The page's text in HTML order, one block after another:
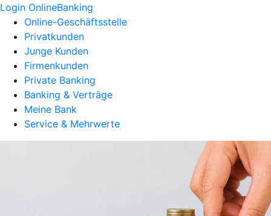
Login OnlineBanking
Online-Geschäftsstelle
Privatkunden
Junge Kunden
Firmenkunden
Private Banking
Banking & Verträge
Meine Bank
Service & Mehrwerte